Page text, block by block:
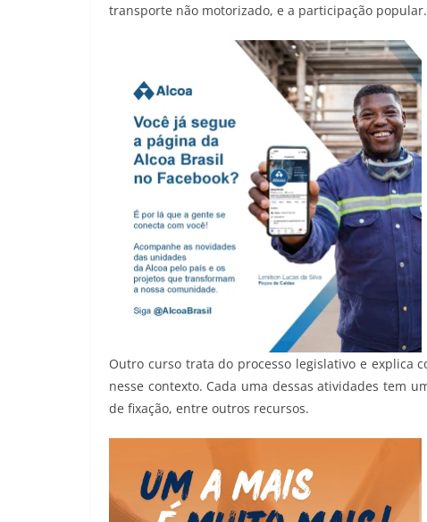
transporte não motorizado, e a participação popular.
Outro curso trata do processo legislativo e explica
nesse contexto. Cada uma dessas atividades tem
de fixação, entre outros recursos.